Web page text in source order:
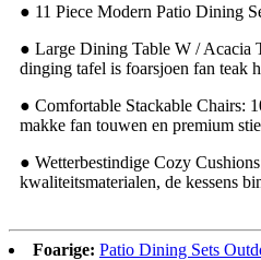
● 11 Piece Modern Patio Dining
● Large Dining Table W / Acacia
dinging tafel is foarsjoen fan teak
● Comfortable Stackable Chairs:
makke fan touwen en premium
● Wetterbestindige Cozy
kwaliteitsmaterialen, de kessens
Foarige: Patio Dining Sets